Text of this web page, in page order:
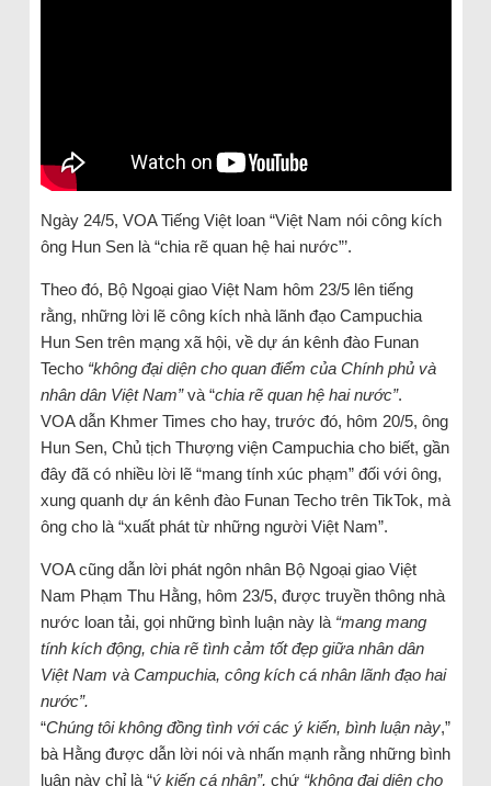
Ngày 24/5, VOA Tiếng Việt loan “Việt Nam nói công kích
ông Hun Sen là “chia rẽ quan hệ hai nước”’.
Theo đó, Bộ Ngoại giao Việt Nam hôm 23/5 lên tiếng
rằng, những lời lẽ công kích nhà lãnh đạo Campuchia
Hun Sen trên mạng xã hội, về dự án kênh đào Funan
Techo “không đại diện cho quan điểm của Chính phủ và
nhân dân Việt Nam”và “chia rẽ quan hệ hai nước”.
VOA dẫn Khmer Times cho hay, trước đó, hôm 20/5, ông
Hun Sen, Chủ tịch Thượng viện Campuchia cho biết, gần
đây đã có nhiều lời lẽ “mang tính xúc phạm” đối với ông,
xung quanh dự án kênh đào Funan Techo trên TikTok, mà
ông cho là “xuất phát từ những người Việt Nam”.
VOA cũng dẫn lời phát ngôn nhân Bộ Ngoại giao Việt
Nam Phạm Thu Hằng, hôm 23/5, được truyền thông nhà
nước loan tải, gọi những bình luận này là “mang mang
tính kích động, chia rẽ tình cảm tốt đẹp giữa nhân dân
Việt Nam và Campuchia, công kích cá nhân lãnh đạo hai
nước”.
“Chúng tôi không đồng tình với các ý kiến, bình luận này,”
bà Hằng được dẫn lời nói và nhấn mạnh rằng những bình
luận này chỉ là “ý kiến cá nhân”, chứ “không đại diện cho